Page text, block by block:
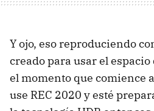
Y ojo, eso reproduciendo
creado para usar el espacio
el momento que comience
use REC 2020 y esté